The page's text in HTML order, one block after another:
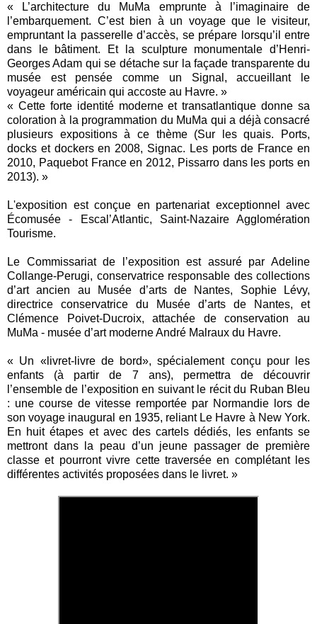
« L’architecture du MuMa emprunte à l’imaginaire de
l’embarquement. C’est bien à un voyage que le visiteur,
empruntant la passerelle d’accès, se prépare lorsqu’il entre
dans le bâtiment. Et la sculpture monumentale d’Henri-
Georges Adam qui se détache sur la façade transparente du
musée est pensée comme un Signal, accueillant le
voyageur américain qui accoste au Havre. »
« Cette forte identité moderne et transatlantique donne sa
coloration à la programmation du MuMa qui a déjà consacré
plusieurs expositions à ce thème (Sur les quais. Ports,
docks et dockers en 2008, Signac. Les ports de France en
2010, Paquebot France en 2012, Pissarro dans les ports en
2013). »
L'exposition est conçue en partenariat exceptionnel avec
Écomusée - Escal’Atlantic, Saint-Nazaire Agglomération
Tourisme.
Le Commissariat de l’exposition est assuré par Adeline
Collange-Perugi, conservatrice responsable des collections
d’art ancien au Musée d’arts de Nantes, Sophie Lévy,
directrice conservatrice du Musée d’arts de Nantes, et
Clémence Poivet-Ducroix, attachée de conservation au
MuMa - musée d’art moderne André Malraux du Havre.
« Un «livret-livre de bord», spécialement conçu pour les
enfants (à partir de 7 ans), permettra de découvrir
l’ensemble de l’exposition en suivant le récit du Ruban Bleu
: une course de vitesse remportée par Normandie lors de
son voyage inaugural en 1935, reliant Le Havre à New York.
En huit étapes et avec des cartels dédiés, les enfants se
mettront dans la peau d’un jeune passager de première
classe et pourront vivre cette traversée en complétant les
différentes activités proposées dans le livret. »